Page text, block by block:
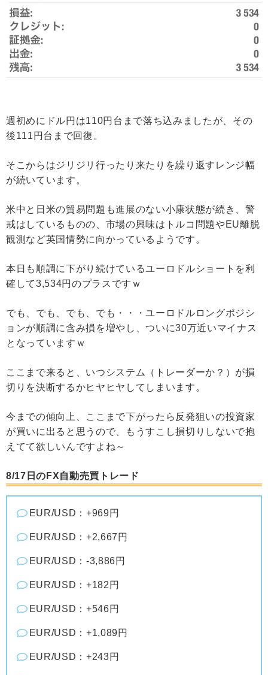
週初めにドル円は110円台まで落ち込みましたが、その
後111円台まで回復。
そこからはジリジリ行ったり来たりを繰り返すレンジ幅
が続いています。
米中と日米の貿易問題も進展のない小康状態が続き、警
戒はしているものの、市場の興味はトルコ問題やEU離脱
観測など英国情勢に向かっているようです。
本日も順調に下がり続けているユーロドルショートを利
確して3,534円のプラスですｗ
でも、でも、でも、でも・・・ユーロドルロングポジシ
ョンが順調に含み損を増やし、ついに30万近いマイナス
となっていますｗ
ここまで来ると、いつシステム（トレーダーか？）が損
切りを決断するかヒヤヒヤしてしまいます。
今までの傾向上、ここまで下がったら反発狙いの投資家
が買いに出ると思うので、もうすこし損切りしないで抱
えてて欲しいんですよね～
8/17日のFX自動売買トレード
EUR/USD：+969円
EUR/USD：+2,667円
EUR/USD：-3,886円
EUR/USD：+182円
EUR/USD：+546円
EUR/USD：+1,089円
EUR/USD：+243円